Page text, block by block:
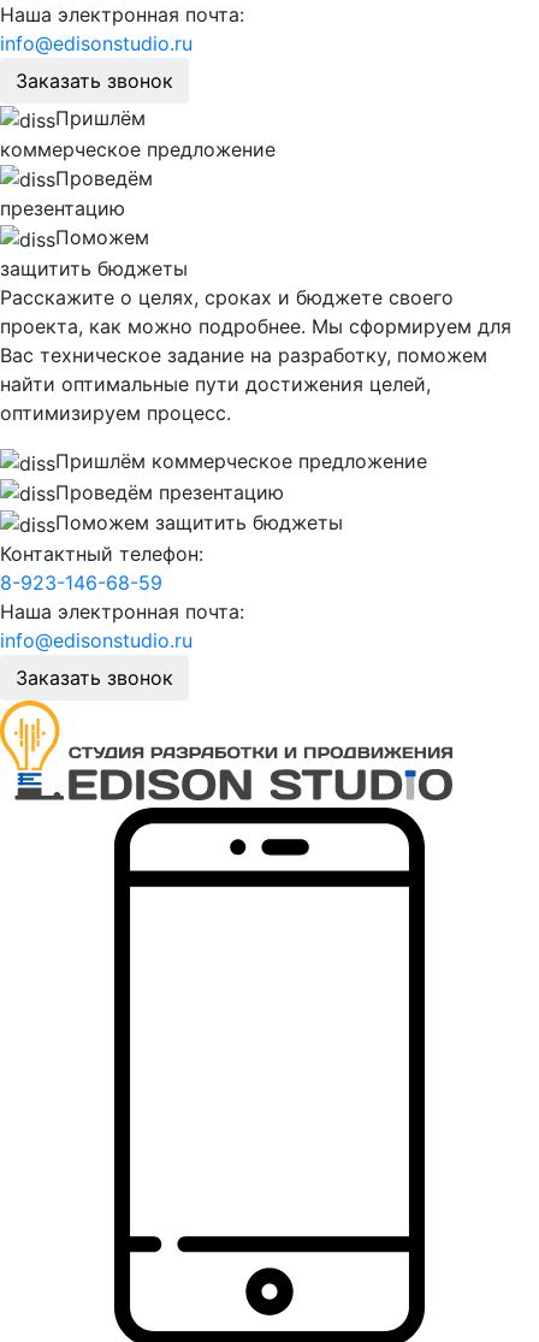
Наша электронная почта:
info@edisonstudio.ru
Заказать звонок
Пришлём
коммерческое предложение
Проведём
презентацию
Поможем
защитить бюджеты
Расскажите о целях, сроках и бюджете своего
проекта, как можно подробнее. Мы сформируем для
Вас техническое задание на разработку, поможем
найти оптимальные пути достижения целей,
оптимизируем процесс.
Пришлём коммерческое предложение
Проведём презентацию
Поможем защитить бюджеты
Контактный телефон:
8-923-146-68-59
Наша электронная почта:
info@edisonstudio.ru
Заказать звонок